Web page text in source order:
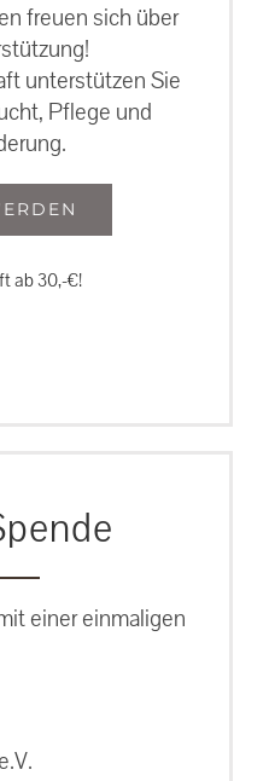
freuen sich über
unterstützen Sie
Pflege und
ab 30,-€!
einer einmaligen